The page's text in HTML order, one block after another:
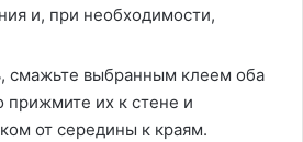
и, при необходимости,
смажьте выбранным клеем оба
прижмите их к стене и
от середины к краям.